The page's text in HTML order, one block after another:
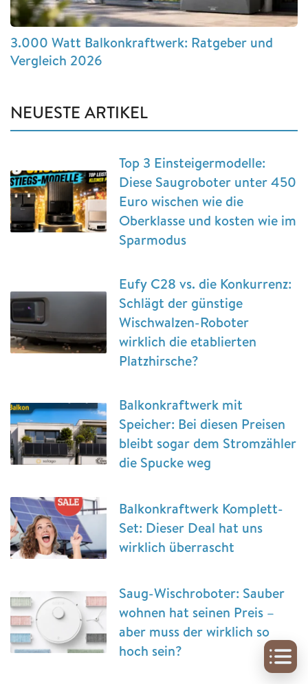
3.000 Watt Balkonkraftwerk: Ratgeber und
Vergleich 2026
NEUESTE ARTIKEL
Top 3 Einsteigermodelle:
Diese Saugroboter unter 450
Euro wischen wie die
Oberklasse und kosten wie im
Sparmodus
Eufy C28 vs. die Konkurrenz:
Schlägt der günstige
Wischwalzen-Roboter
wirklich die etablierten
Platzhirsche?
Balkonkraftwerk mit
Speicher: Bei diesen Preisen
bleibt sogar dem Stromzähler
die Spucke weg
Balkonkraftwerk Komplett-
Set: Dieser Deal hat uns
wirklich überrascht
Saug-Wischroboter: Sauber
wohnen hat seinen Preis –
aber muss der wirklich so
hoch sein?